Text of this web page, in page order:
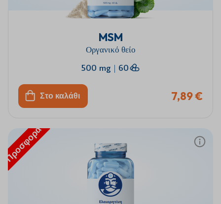
MSM
Οργανικό θείο
500 mg | 60
Στο καλάθι 7,89 €
Προσφορά